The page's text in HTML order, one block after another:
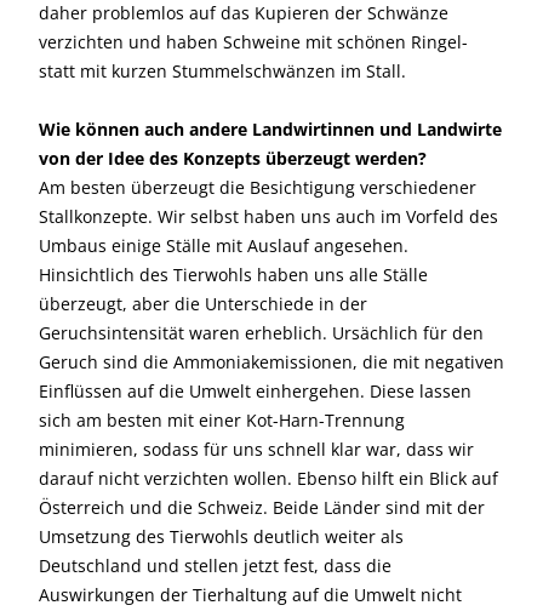
daher problemlos auf das Kupieren der Schwänze
verzichten und haben Schweine mit schönen Ringel-
statt mit kurzen Stummelschwänzen im Stall.
Wie können auch andere Landwirtinnen und Landwirte
von der Idee des Konzepts überzeugt werden?
Am besten überzeugt die Besichtigung verschiedener
Stallkonzepte. Wir selbst haben uns auch im Vorfeld des
Umbaus einige Ställe mit Auslauf angesehen.
Hinsichtlich des Tierwohls haben uns alle Ställe
überzeugt, aber die Unterschiede in der
Geruchsintensität waren erheblich. Ursächlich für den
Geruch sind die Ammoniakemissionen, die mit negativen
Einflüssen auf die Umwelt einhergehen. Diese lassen
sich am besten mit einer Kot-Harn-Trennung
minimieren, sodass für uns schnell klar war, dass wir
darauf nicht verzichten wollen. Ebenso hilft ein Blick auf
Österreich und die Schweiz. Beide Länder sind mit der
Umsetzung des Tierwohls deutlich weiter als
Deutschland und stellen jetzt fest, dass die
Auswirkungen der Tierhaltung auf die Umwelt nicht